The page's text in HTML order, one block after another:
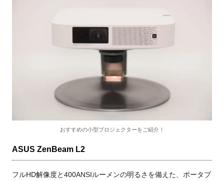
おすすめの小型プロジェクターをご紹介！
ASUS ZenBeam L2
フルHD解像度と400ANSIルーメンの明るさを備えた、ポータブ